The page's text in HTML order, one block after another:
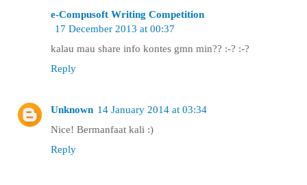
e-Compusoft Writing Competition
17 December 2013 at 00:37
kalau mau share info kontes gmn min?? :-? :-?
Reply
Unknown 14 January 2014 at 03:34
Nice! Bermanfaat kali :)
Reply